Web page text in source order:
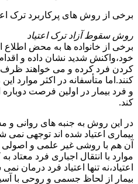
برخی از روش های پرکاربرد ترک
روش سقوط آزاد ترک اعتیاد
برخی از خانواده ها به محض اطلاع
خود،واکنش شدید نشان داده و
کردن فرد کرده و می خواهند ظرف
کنند.اما متأسفانه در اکثر
و فرد بیمار در اولین فرصت
کند.
در این روش به جنبه های روانی
بیماری اعتیاد شده اند توجهی
آن هم با روشی غیر علمی و
موارد با انتقال اجباری فرد
اعتیاد،نه تنها اعتیاد فرد درمان
بیمار از لحاظ جسمی و روحی با